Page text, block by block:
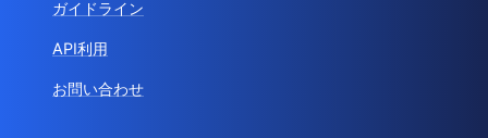
ガイドライン
API利用
お問い合わせ